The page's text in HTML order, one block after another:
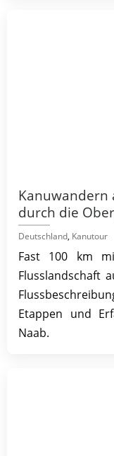
Kanuwandern
durch die
Deutschland, Kanutour
Fast 100 km
Flusslandschaft
Etappen und
Naab.